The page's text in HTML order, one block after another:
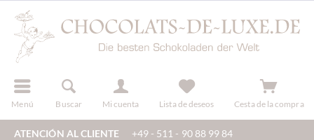
Menú Buscar Mi cuenta
registro Lista de deseos Cesta de la compra
ATENCIÓN AL CLIENTE +49 - 511 - 90 88 99 84